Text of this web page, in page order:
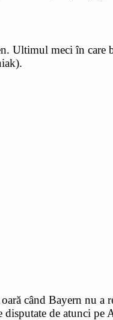
Ultimul meci în care
când Bayern nu a
de atunci pe